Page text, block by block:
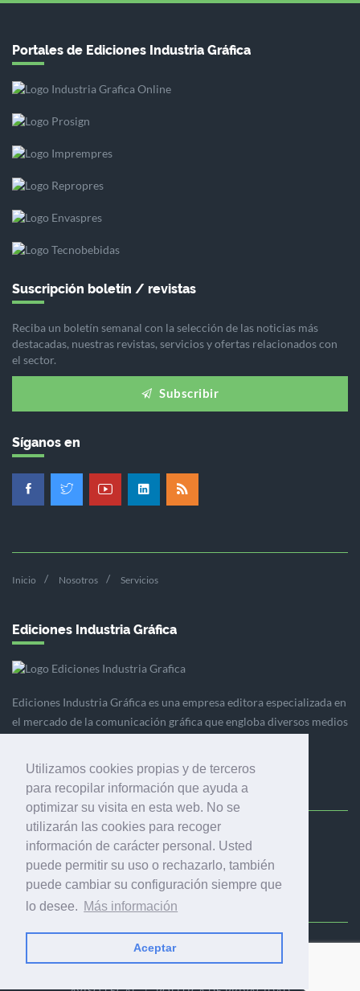
Utilizamos cookies propias y de terceros
para recopilar información que ayuda a
optimizar su visita en esta web. No se
utilizarán las cookies para recoger
información de carácter personal. Usted
puede permitir su uso o rechazarlo, también
puede cambiar su configuración siempre que
lo desee. Más información
Aceptar
Portales de Ediciones Industria Gráfica
Suscripción boletín / revistas
Reciba un boletín semanal con la selección de las noticias más
destacadas, nuestras revistas, servicios y ofertas relacionados con
el sector.
Subscribir
Síganos en
Inicio Nosotros Servicios
Ediciones Industria Gráfica
Ediciones Industria Gráfica es una empresa editora especializada en
el mercado de la comunicación gráfica que engloba diversos medios
Ediciones Industria Gráfica, S.C.P.
Calle Fluvià 257, bajos, 08020 Barcelona (España)
© 2001-2026 EDICIONES INDUSTRIA GRÁFICA - TODOS LOS